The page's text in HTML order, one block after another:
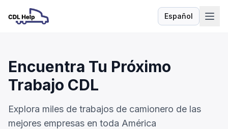
Español
Idioma
Encuentra Tu Próximo
Trabajo CDL
Explora miles de trabajos de camionero de las
mejores empresas en toda América